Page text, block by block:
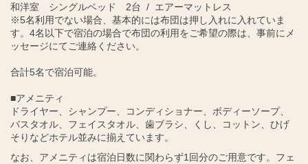
和洋室 シングルベッド 2台 / エアーマットレス
※5名利用でない場合、基本的には布団は押し入れに入れていま
す。4名以下で宿泊の場合で布団の利用をご希望の際は、事前にメ
ッセージにてご連絡ください。
合計5名で宿泊可能。
■アメニティ
ドライヤー、シャンプー、コンディショナー、ボディーソープ、
バスタオル、フェイスタオル、歯ブラシ、くし、コットン、ひげ
そりなどホテル並みに揃えています。
なお、アメニティは宿泊日数に関わらず1回分のご用意です。フェ